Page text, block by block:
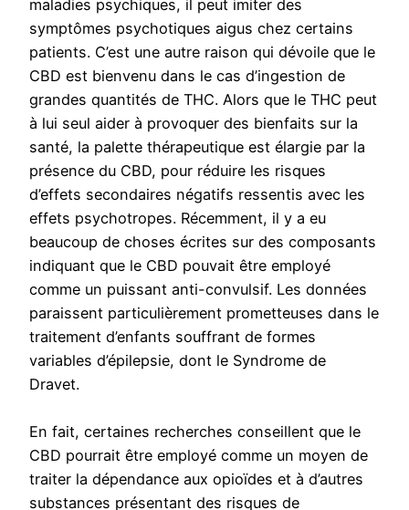
maladies psychiques, il peut imiter des
symptômes psychotiques aigus chez certains
patients. C’est une autre raison qui dévoile que le
CBD est bienvenu dans le cas d’ingestion de
grandes quantités de THC. Alors que le THC peut
à lui seul aider à provoquer des bienfaits sur la
santé, la palette thérapeutique est élargie par la
présence du CBD, pour réduire les risques
d’effets secondaires négatifs ressentis avec les
effets psychotropes. Récemment, il y a eu
beaucoup de choses écrites sur des composants
indiquant que le CBD pouvait être employé
comme un puissant anti-convulsif. Les données
paraissent particulièrement prometteuses dans le
traitement d’enfants souffrant de formes
variables d’épilepsie, dont le Syndrome de
Dravet.
En fait, certaines recherches conseillent que le
CBD pourrait être employé comme un moyen de
traiter la dépendance aux opioïdes et à d’autres
substances présentant des risques de